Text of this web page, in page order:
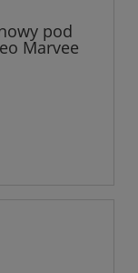
pod
Marvee